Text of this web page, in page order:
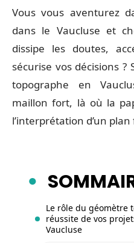
Vous vous aventurez
dans le Vaucluse et
dissipe les doutes,
sécurise vos décisions
topographe en
maillon fort, là où la
l’interprétation d’un
Le rôle du géomètre
réussite de vos
Vaucluse